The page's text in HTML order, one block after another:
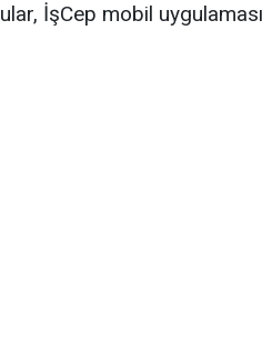
İşCep mobil